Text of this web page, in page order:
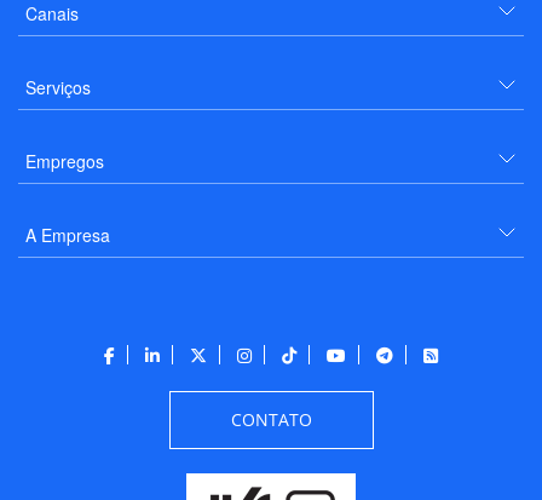
Canais
Serviços
Empregos
A Empresa
CONTATO